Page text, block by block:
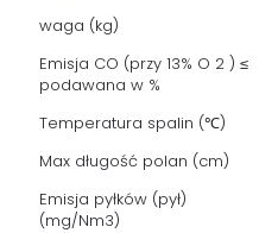
waga (kg)
Emisja CO (przy 13% O 2 ) ≤
podawana w %
Temperatura spalin (℃)
Max długość polan (cm)
Emisja pyłków (pył)
(mg/Nm3)